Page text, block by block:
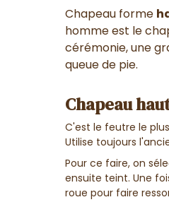
Chapeau forme
homme est le
cérémonie, une
queue de pie.
Chapeau
C'est le feutre le
Utilise toujours
Pour ce faire, on
ensuite teint. Une
roue pour faire